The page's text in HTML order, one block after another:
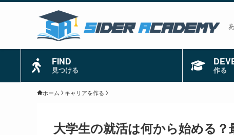
FIND
見つける 作る
ホーム キャリアを作る
大学生の就活は何から始める